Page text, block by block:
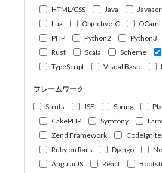
HTML/CSS
Java
Lua
Objective-C OCaml
PHP
Python2 Python3
Rust
Scala Scheme
TypeScript
Visual Basic
フレームワーク
Struts
JSF Spring
CakePHP
Symfony
Zend Framework
Ruby on Rails
Django
AngularJS
React